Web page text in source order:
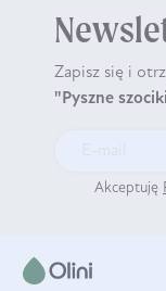
Zapisz się i
"Pyszne
Akceptuję